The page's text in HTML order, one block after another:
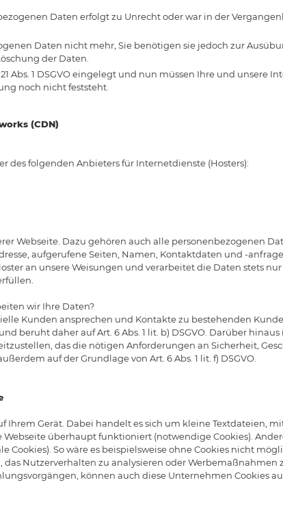
Daten erfolgt zu Unrecht oder war in der
Daten nicht mehr, Sie benötigen sie jedoch zur
der Daten.
Abs. 1 DSGVO eingelegt und nun müssen Ihre und unsere
noch nicht feststeht.
(CDN)
des folgenden Anbieters für Internetdienste (Hosters):
Webseite. Dazu gehören auch alle personenbezogenen
aufgerufene Seiten, Namen, Kontaktdaten und -
an unsere Weisungen und verarbeitet die Daten stets
wir Ihre Daten?
Kunden ansprechen und Kontakte zu bestehenden
beruht daher auf Art. 6 Abs. 1 lit. b) DSGVO. Darüber
das die nötigen Anforderungen an Sicherheit,
auf der Grundlage von Art. 6 Abs. 1 lit. f) DSGVO.
Ihrem Gerät. Dabei handelt es sich um kleine Textdateien,
überhaupt funktioniert (notwendige Cookies).
Cookies). So wäre es beispielsweise ohne Cookies nicht
das Nutzerverhalten zu analysieren oder
können auch diese Unternehmen Cookies